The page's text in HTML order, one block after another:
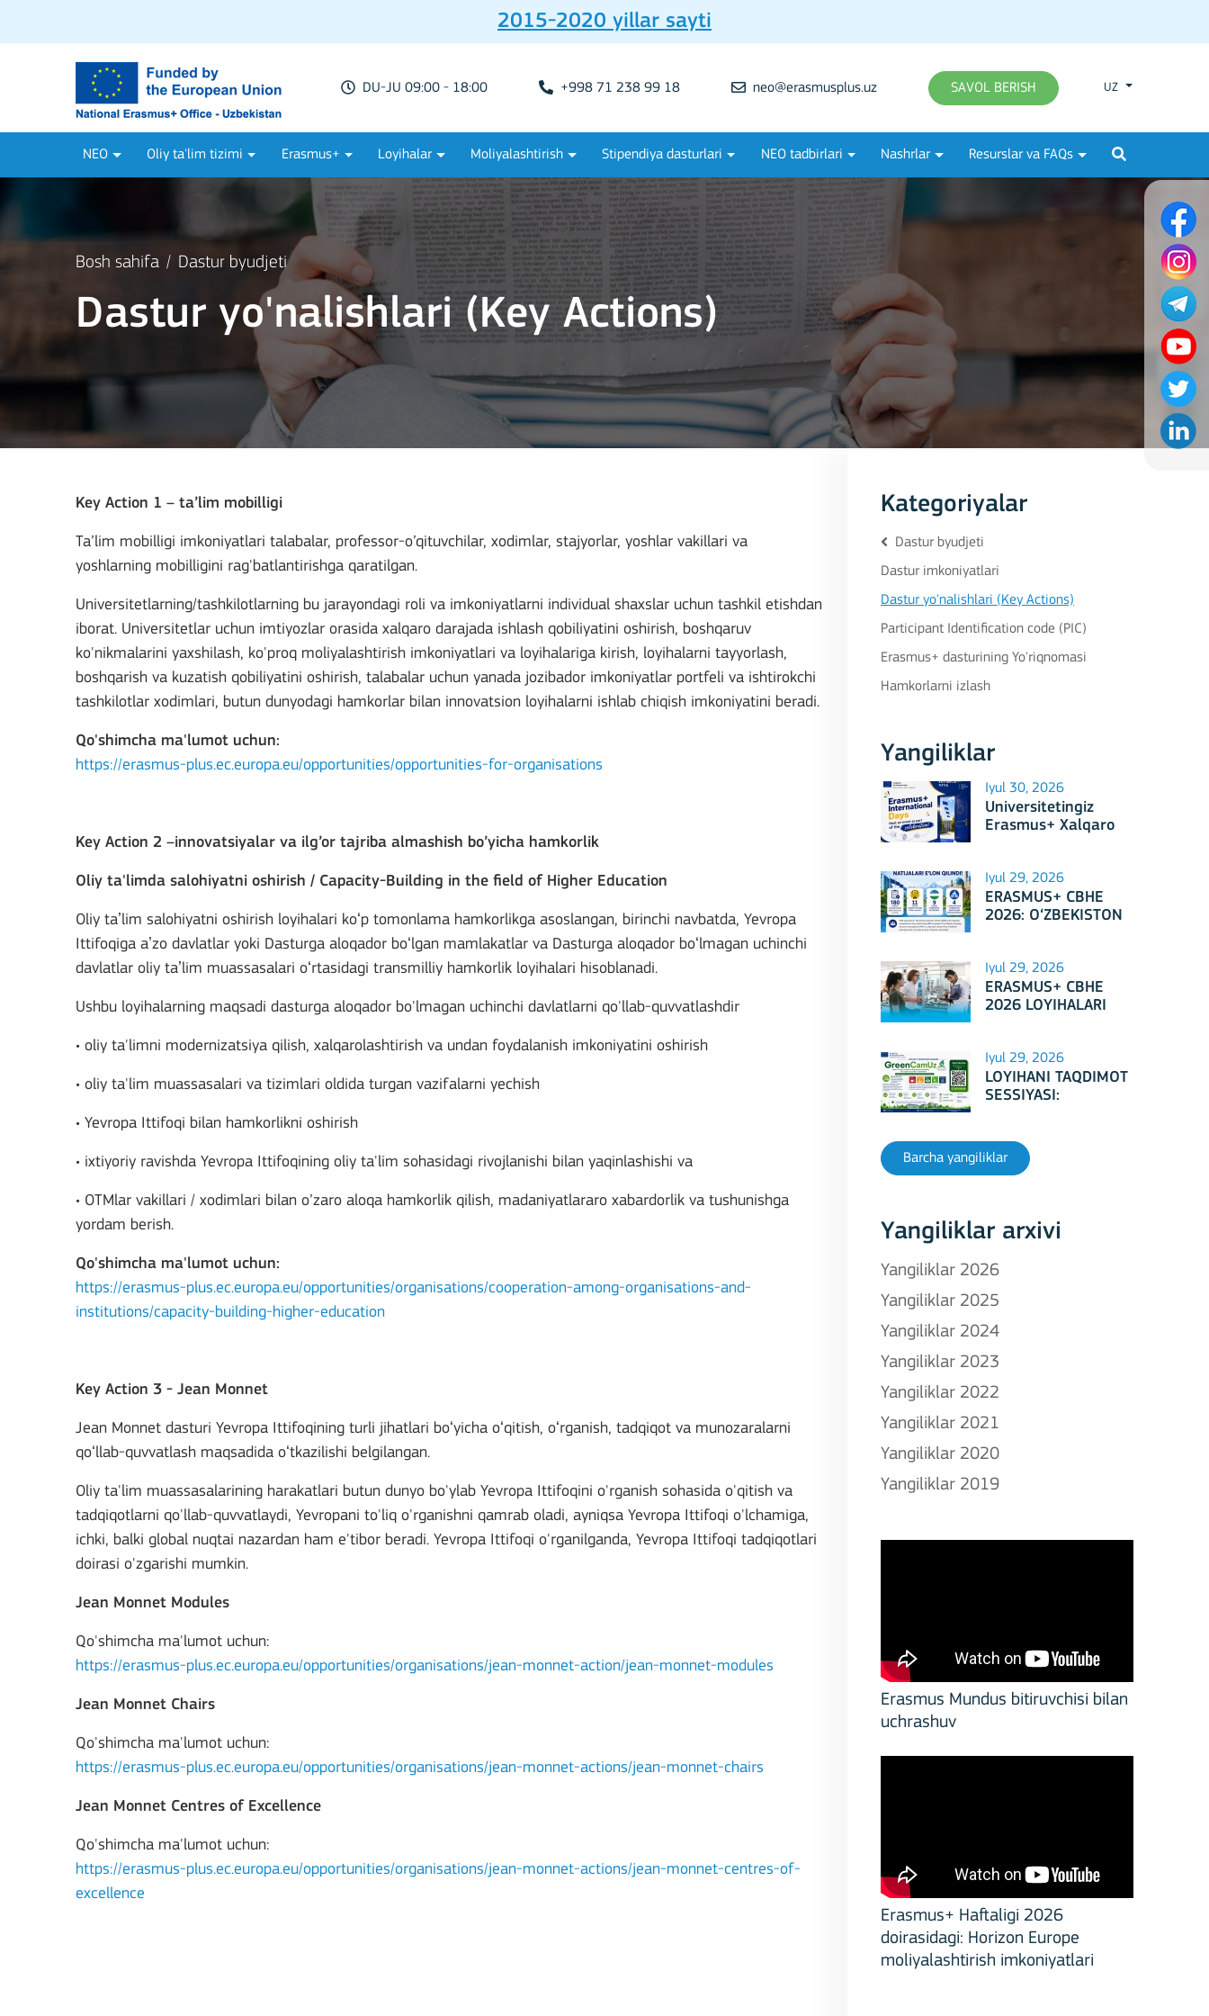
2015-2020 yillar sayti
DU-JU 09:00 - 18:00 +998 71 238 99 18 neo@erasmusplus.uz SAVOL BERISH UZ
NEO Oliy ta'lim tizimi Erasmus+ Loyihalar Moliyalashtirish Stipendiya dasturlari NEO tadbirlari Nashrlar Resurslar va FAQs
Bosh sahifa Dastur byudjeti
Dastur yo'nalishlari (Key Actions)
Key Action 1 – ta’lim mobilligi
Ta’lim mobilligi imkoniyatlari talabalar, professor-o’qituvchilar, xodimlar, stajyorlar, yoshlar vakillari va
yoshlarning mobilligini rag'batlantirishga qaratilgan.
Universitetlarning/tashkilotlarning bu jarayondagi roli va imkoniyatlarni individual shaxslar uchun tashkil etishdan
iborat. Universitetlar uchun imtiyozlar orasida xalqaro darajada ishlash qobiliyatini oshirish, boshqaruv
ko'nikmalarini yaxshilash, ko'proq moliyalashtirish imkoniyatlari va loyihalariga kirish, loyihalarni tayyorlash,
boshqarish va kuzatish qobiliyatini oshirish, talabalar uchun yanada jozibador imkoniyatlar portfeli va ishtirokchi
tashkilotlar xodimlari, butun dunyodagi hamkorlar bilan innovatsion loyihalarni ishlab chiqish imkoniyatini beradi.
Qo'shimcha ma'lumot uchun:
https://erasmus-plus.ec.europa.eu/opportunities/opportunities-for-organisations
Key Action 2 –innovatsiyalar va ilg’or tajriba almashish bo’yicha hamkorlik
Oliy ta'limda salohiyatni oshirish / Capacity-Building in the field of Higher Education
Oliy taʼlim salohiyatni oshirish loyihalari koʻp tomonlama hamkorlikga asoslangan, birinchi navbatda, Yevropa
Ittifoqiga aʼzo davlatlar yoki Dasturga aloqador boʻlgan mamlakatlar va Dasturga aloqador boʻlmagan uchinchi
davlatlar oliy taʼlim muassasalari oʻrtasidagi transmilliy hamkorlik loyihalari hisoblanadi.
Ushbu loyihalarning maqsadi dasturga aloqador bo'lmagan uchinchi davlatlarni qo'llab-quvvatlashdir
• oliy ta'limni modernizatsiya qilish, xalqarolashtirish va undan foydalanish imkoniyatini oshirish
• oliy ta'lim muassasalari va tizimlari oldida turgan vazifalarni yechish
• Yevropa Ittifoqi bilan hamkorlikni oshirish
• ixtiyoriy ravishda Yevropa Ittifoqining oliy ta'lim sohasidagi rivojlanishi bilan yaqinlashishi va
• OTMlar vakillari / xodimlari bilan o’zaro aloqa hamkorlik qilish, madaniyatlararo xabardorlik va tushunishga
yordam berish.
Qo'shimcha ma'lumot uchun:
https://erasmus-plus.ec.europa.eu/opportunities/organisations/cooperation-among-organisations-and-
institutions/capacity-building-higher-education
Key Action 3 - Jean Monnet
Jean Monnet dasturi Yevropa Ittifoqining turli jihatlari boʻyicha oʻqitish, oʻrganish, tadqiqot va munozaralarni
qoʻllab-quvvatlash maqsadida oʻtkazilishi belgilangan.
Oliy ta'lim muassasalarining harakatlari butun dunyo bo'ylab Yevropa Ittifoqini o'rganish sohasida o'qitish va
tadqiqotlarni qo'llab-quvvatlaydi, Yevropani to'liq o'rganishni qamrab oladi, ayniqsa Yevropa Ittifoqi o'lchamiga,
ichki, balki global nuqtai nazardan ham e'tibor beradi. Yevropa Ittifoqi o'rganilganda, Yevropa Ittifoqi tadqiqotlari
doirasi o'zgarishi mumkin.
Jean Monnet Modules
Qo'shimcha ma'lumot uchun:
https://erasmus-plus.ec.europa.eu/opportunities/organisations/jean-monnet-action/jean-monnet-modules
Jean Monnet Chairs
Qo'shimcha ma'lumot uchun:
https://erasmus-plus.ec.europa.eu/opportunities/organisations/jean-monnet-actions/jean-monnet-chairs
Jean Monnet Centres of Excellence
Qo'shimcha ma'lumot uchun:
https://erasmus-plus.ec.europa.eu/opportunities/organisations/jean-monnet-actions/jean-monnet-centres-of-
excellence
Kategoriyalar
Dastur byudjeti
Dastur imkoniyatlari
Dastur yo'nalishlari (Key Actions)
Participant Identification code (PIC)
Erasmus+ dasturining Yo'riqnomasi
Hamkorlarni izlash
Yangiliklar
Iyul 30, 2026
Universitetingiz
Erasmus+ Xalqaro
mezbonlik qilishga
tayyormi?
Iyul 29, 2026
ERASMUS+ CBHE
2026: O‘ZBEKISTON
Iyul 29, 2026
ERASMUS+ CBHE
2026 LOYIHALARI
Iyul 29, 2026
LOYIHANI TAQDIMOT
SESSIYASI:
Barcha yangiliklar
Yangiliklar arxivi
Yangiliklar 2026
Yangiliklar 2025
Yangiliklar 2024
Yangiliklar 2023
Yangiliklar 2022
Yangiliklar 2021
Yangiliklar 2020
Yangiliklar 2019
Erasmus Mundus bitiruvchisi bilan
uchrashuv
Erasmus+ Haftaligi 2026
doirasidagi: Horizon Europe
moliyalashtirish imkoniyatlari
Key Action 3
Jean Monnet Actions